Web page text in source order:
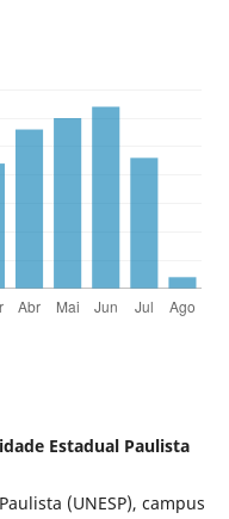
Estadual Paulista
(UNESP), campus